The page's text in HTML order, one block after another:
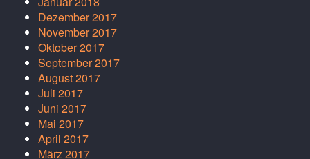
Dezember 2017
November 2017
Oktober 2017
September 2017
August 2017
Juli 2017
Juni 2017
Mai 2017
April 2017
März 2017